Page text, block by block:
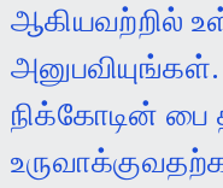
ஆகியவற்றில்
நிக்கோடின் பை